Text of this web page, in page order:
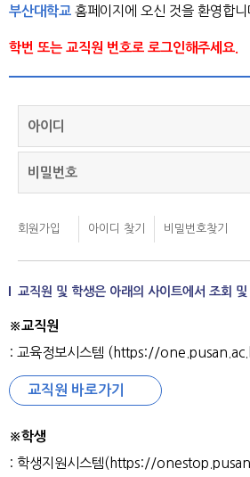
부산대학교 홈페이지에 오신 것을 환영합니
학번 또는 교직원 번호로 로그인해주세요.
교직원 및 학생은 아래의 사이트에서 조회 및
※교직원
: 교육정보시스템 (https://
교직원 바로가기
※학생
: 학생지원시스템(https://